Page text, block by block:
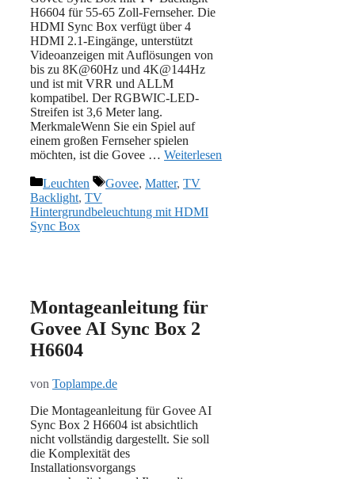
H6604 für 55-65 Zoll-Fernseher. Die
HDMI Sync Box verfügt über 4
HDMI 2.1-Eingänge, unterstützt
Videoanzeigen mit Auflösungen von
bis zu 8K@60Hz und 4K@144Hz
und ist mit VRR und ALLM
kompatibel. Der RGBWIC-LED-
Streifen ist 3,6 Meter lang.
MerkmaleWenn Sie ein Spiel auf
einem großen Fernseher spielen
möchten, ist die Govee … Weiterlesen
Kategorien
Leuchten Schlagwörter
Govee, Matter, TV
Backlight, TV
Hintergrundbeleuchtung mit HDMI
Sync Box
Montageanleitung für
Govee AI Sync Box 2
H6604
von Toplampe.de
Die Montageanleitung für Govee AI
Sync Box 2 H6604 ist absichtlich
nicht vollständig dargestellt. Sie soll
die Komplexität des
Installationsvorgangs